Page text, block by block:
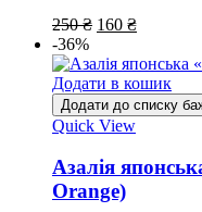
250₴ 160 ₴
-36%
Додати в кошик
Додати до списку
Quick View
Азалія
Orange)